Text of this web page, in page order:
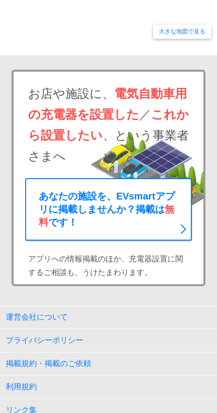
大きな地図で見る
お店や施設に、 電気自動車用
の充電器を設置した ／ これか
ら設置したい、という事業者
さまへ
あなたの施設を、EVsmartアプ
リに掲載しませんか？掲載は無
料です！
アプリへの情報掲載のほか、充電器設置に関
するご相談も、うけたまわります。
運営会社について
プライバシーポリシー
掲載規約・掲載のご依頼
利用規約
リンク集